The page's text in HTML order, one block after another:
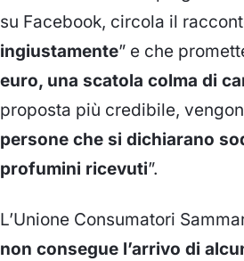
su Facebook, circola il
ingiustamente” e che
euro, una scatola colma di
proposta più credibile,
persone che si dichiarano
profumini ricevuti”.
L’Unione Consumatori
non consegue l’arrivo di